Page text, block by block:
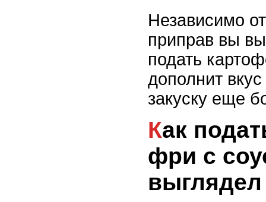
Независимо
приправ вы
подать
дополнит
закуску еще
Как подать картофель
фри с
выглядел